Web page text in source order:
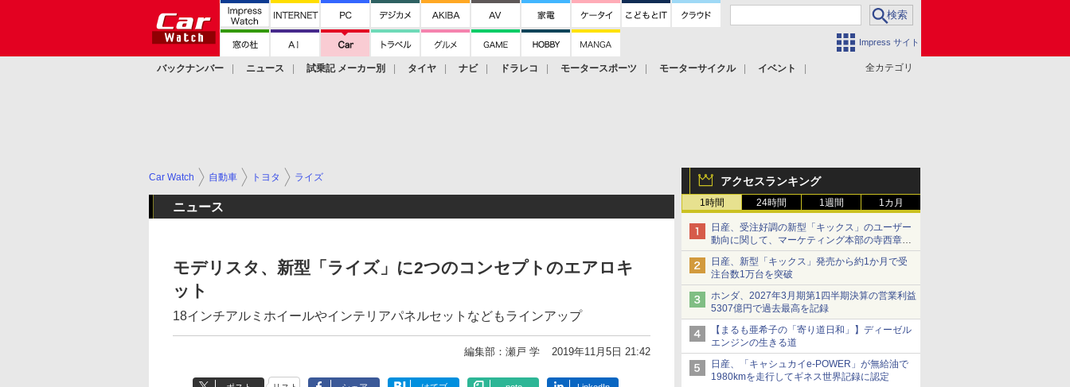
Impress サイト
全カテゴリ
バックナンバー ニュース 試乗記 メーカー別 タイヤ ナビ ドラレコ モータースポーツ モーターサイクル
イベント
アクセスランキング
1時間 24時間 1週間 1カ月
日産、受注好調の新型「キックス」のユーザー
動向に関して、マーケティング本部の寺西章氏
が解説
日産、新型「キックス」発売から約1か月で受
注台数1万台を突破
ホンダ、2027年3月期第1四半期決算の営業利益
5307億円で過去最高を記録
【まるも亜希子の「寄り道日和」】ディーゼル
エンジンの生きる道
日産、「キャシュカイe-POWER」が無給油で
1980kmを走行してギネス世界記録に認定
Car Watch 自動車 トヨタ ライズ
ニュース
モデリスタ、新型「ライズ」に2つのコンセプトのエアロキ
ット
18インチアルミホイールやインテリアパネルセットなどもラインアップ
編集部：瀬戸 学 2019年11月5日 21:42